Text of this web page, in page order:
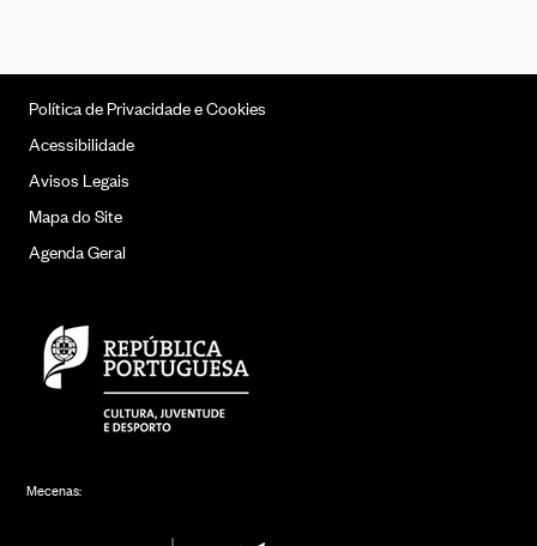
Política de Privacidade e Cookies
Acessibilidade
Avisos Legais
Mapa do Site
Agenda Geral
Mecenas: